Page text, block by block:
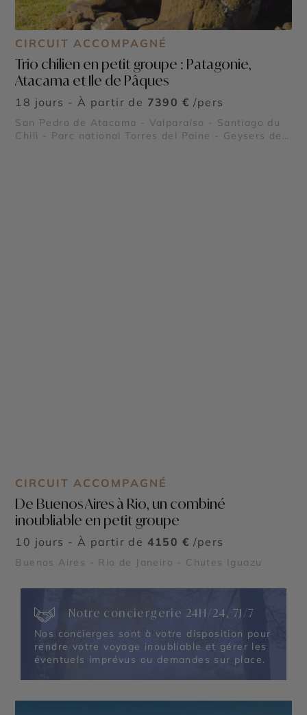
CIRCUIT ACCOMPAGNÉ
Trio chilien en petit groupe : Patagonie,
Atacama et Ile de Pâques
18 jours - À partir de 7390 € /pers
San Pedro de Atacama - Valparaíso - Santiago du
Chili - Parc national Torres del Paine - Geysers del
CIRCUIT ACCOMPAGNÉ
De Buenos Aires à Rio, un combiné
inoubliable en petit groupe
10 jours - À partir de 4150 € /pers
Buenos Aires - Rio de Janeiro - Chutes Iguazu
Notre conciergerie 24H/24, 7J/7
Nos concierges sont à votre disposition pour
rendre votre voyage inoubliable et gérer les
éventuels imprévus ou demandes sur place.